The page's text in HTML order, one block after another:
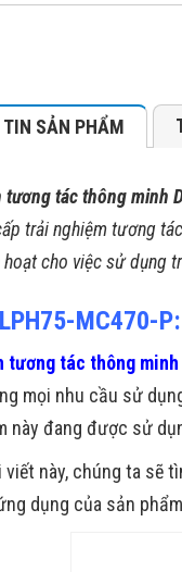
TIN SẢN PHẨM
tương tác thông minh
trải nghiệm tương
cho việc sử dụng
MC470-
tương tác thông minh
mọi nhu cầu sử
này đang được sử
viết này, chúng ta sẽ
dụng của sản